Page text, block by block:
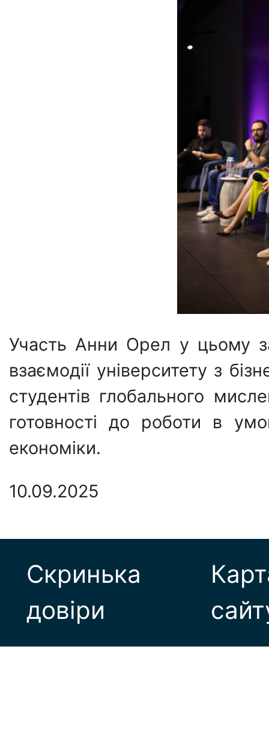
Участь Анни Орел у цьому
взаємодії університету з
студентів глобального
готовності до роботи в
економіки.
10.09.2025
Скринька
довіри